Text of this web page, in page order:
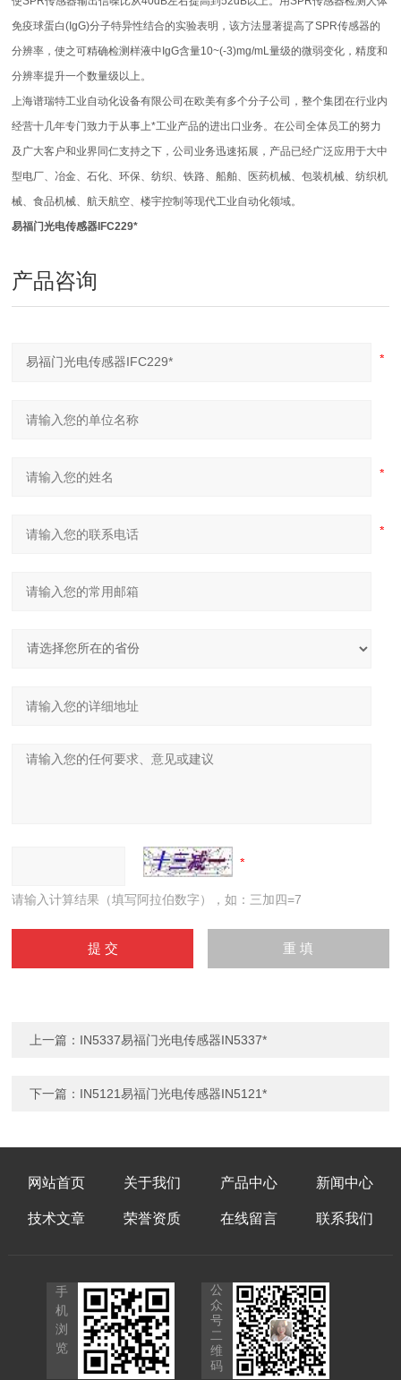
免疫球蛋白(IgG)分子特异性结合的实验表明，该方法显著提高了SPR传感器的
分辨率，使之可精确检测样液中IgG含量10~(-3)mg/mL量级的微弱变化，精度和
分辨率提升一个数量级以上。
上海谱瑞特工业自动化设备有限公司在欧美有多个分子公司，整个集团在行业内
经营十几年专门致力于从事上*工业产品的进出口业务。在公司全体员工的努力
及广大客户和业界同仁支持之下，公司业务迅速拓展，产品已经广泛应用于大中
型电厂、冶金、石化、环保、纺织、铁路、船舶、医药机械、包装机械、纺织机
械、食品机械、航天航空、楼宇控制等现代工业自动化领域。
易福门光电传感器IFC229*
产品咨询
请输入计算结果（填写阿拉伯数字），如：三加四=7
上一篇： IN5337易福门光电传感器IN5337*
下一篇： IN5121易福门光电传感器IN5121*
网站首页 关于我们 产品中心 新闻中心
技术文章 荣誉资质 在线留言 联系我们
手
机
浏
览
公
众
号
二
维
码